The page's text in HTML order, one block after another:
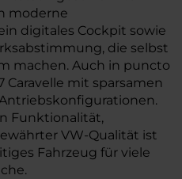
moderne
digitales Cockpit sowie
die selbst
machen. Auch in puncto
Caravelle mit sparsamen
Funktionalität,
VW-Qualität ist
Fahrzeug für viele